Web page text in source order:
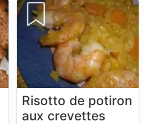
Risotto de potiron
aux crevettes